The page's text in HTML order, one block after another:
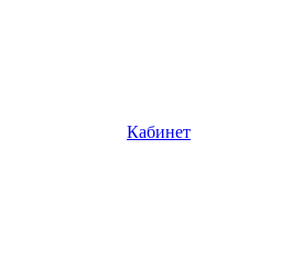
Кабинет